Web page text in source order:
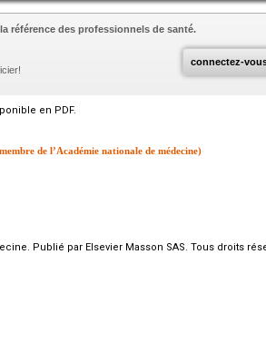
connectez-
référence des professionnels de santé.
en PDF.
de l’Académie nationale de médecine)
Publié par Elsevier Masson SAS. Tous droits